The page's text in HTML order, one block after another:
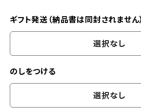
ギフト発送（納品書は同封されません）
選択なし
のしをつける
選択なし